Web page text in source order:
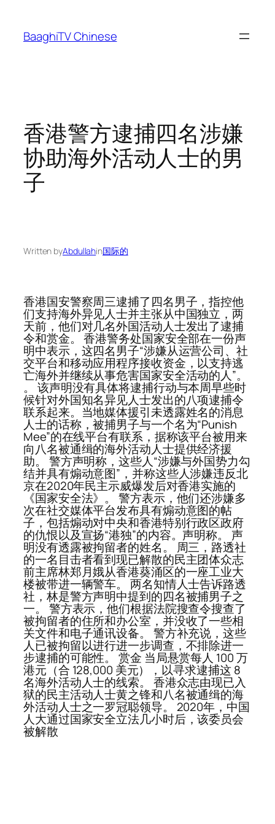
content
BaaghiTV Chinese
香港警方逮捕四名涉嫌
协助海外活动人士的男
子
Written byAbdullahin国际的
香港国安警察周三逮捕了四名男子，指控他
们支持海外异见人士并主张从中国独立，两
天前，他们对几名外国活动人士发出了逮捕
令和赏金。 香港警务处国家安全部在一份声
明中表示，这四名男子“涉嫌从运营公司、社
交平台和移动应用程序接收资金，以支持逃
亡海外并继续从事危害国家安全活动的人”。
。 该声明没有具体将逮捕行动与本周早些时
候针对外国知名异见人士发出的八项逮捕令
联系起来。当地媒体援引未透露姓名的消息
人士的话称，被捕男子与一个名为“Punish
Mee”的在线平台有联系，据称该平台被用来
向八名被通缉的海外活动人士提供经济援
助。 警方声明称，这些人“涉嫌与外国势力勾
结并具有煽动意图”，并称这些人涉嫌违反北
京在2020年民主示威爆发后对香港实施的
《国家安全法》。 警方表示，他们还涉嫌多
次在社交媒体平台发布具有煽动意图的帖
子，包括煽动对中央和香港特别行政区政府
的仇恨以及宣扬“港独”的内容。声明称。 声
明没有透露被拘留者的姓名。 周三，路透社
的一名目击者看到现已解散的民主团体众志
前主席林郑月娥从香港葵涌区的一座工业大
楼被带进一辆警车。 两名知情人士告诉路透
社，林是警方声明中提到的四名被捕男子之
一。 警方表示，他们根据法院搜查令搜查了
被拘留者的住所和办公室，并没收了一些相
关文件和电子通讯设备。 警方补充说，这些
人已被拘留以进行进一步调查，不排除进一
步逮捕的可能性。 赏金 当局悬赏每人 100 万
港元（合 128,000 美元），以寻求逮捕这 8
名海外活动人士的线索。 香港众志由现已入
狱的民主活动人士黄之锋和八名被通缉的海
外活动人士之一罗冠聪领导。 2020年，中国
人大通过国家安全立法几小时后，该委员会
被解散